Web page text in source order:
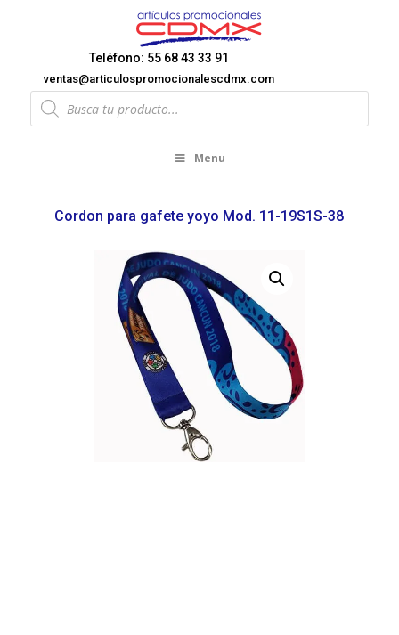
Teléfono: 55 68 43 33 91
ventas@articulospromocionalescdmx.com
Products
search
Menu
Cordon para gafete yoyo Mod. 11-19S1S-38